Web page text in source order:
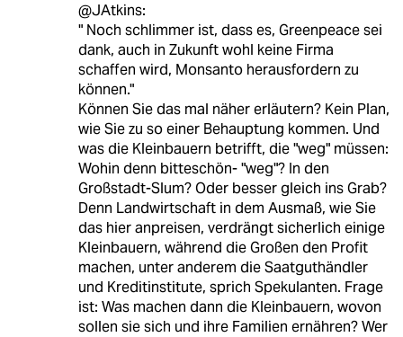
@JAtkins:
" Noch schlimmer ist, dass es, Greenpeace sei
dank, auch in Zukunft wohl keine Firma
schaffen wird, Monsanto herausfordern zu
können."
Können Sie das mal näher erläutern? Kein Plan,
wie Sie zu so einer Behauptung kommen. Und
was die Kleinbauern betrifft, die "weg" müssen:
Wohin denn bitteschön- "weg"? In den
Großstadt-Slum? Oder besser gleich ins Grab?
Denn Landwirtschaft in dem Ausmaß, wie Sie
das hier anpreisen, verdrängt sicherlich einige
Kleinbauern, während die Großen den Profit
machen, unter anderem die Saatguthändler
und Kreditinstitute, sprich Spekulanten. Frage
ist: Was machen dann die Kleinbauern, wovon
sollen sie sich und ihre Familien ernähren? Wer